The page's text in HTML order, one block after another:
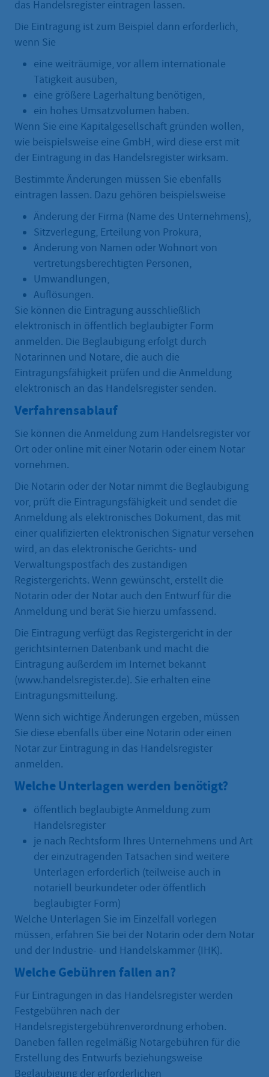
das Handelsregister eintragen lassen.
Die Eintragung ist zum Beispiel dann erforderlich,
wenn Sie
eine weiträumige, vor allem internationale
Tätigkeit ausüben,
eine größere Lagerhaltung benötigen,
ein hohes Umsatzvolumen haben.
Wenn Sie eine Kapitalgesellschaft gründen wollen,
wie beispielsweise eine GmbH, wird diese erst mit
der Eintragung in das Handelsregister wirksam.
Bestimmte Änderungen müssen Sie ebenfalls
eintragen lassen. Dazu gehören beispielsweise
Änderung der Firma (Name des Unternehmens),
Sitzverlegung, Erteilung von Prokura,
Änderung von Namen oder Wohnort von
vertretungsberechtigten Personen,
Umwandlungen,
Auflösungen.
Sie können die Eintragung ausschließlich
elektronisch in öffentlich beglaubigter Form
anmelden. Die Beglaubigung erfolgt durch
Notarinnen und Notare, die auch die
Eintragungsfähigkeit prüfen und die Anmeldung
elektronisch an das Handelsregister senden.
Verfahrensablauf
Sie können die Anmeldung zum Handelsregister vor
Ort oder online mit einer Notarin oder einem Notar
vornehmen.
Die Notarin oder der Notar nimmt die Beglaubigung
vor, prüft die Eintragungsfähigkeit und sendet die
Anmeldung als elektronisches Dokument, das mit
einer qualifizierten elektronischen Signatur versehen
wird, an das elektronische Gerichts- und
Verwaltungspostfach des zuständigen
Registergerichts. Wenn gewünscht, erstellt die
Notarin oder der Notar auch den Entwurf für die
Anmeldung und berät Sie hierzu umfassend.
Die Eintragung verfügt das Registergericht in der
gerichtsinternen Datenbank und macht die
Eintragung außerdem im Internet bekannt
(www.handelsregister.de). Sie erhalten eine
Eintragungsmitteilung.
Wenn sich wichtige Änderungen ergeben, müssen
Sie diese ebenfalls über eine Notarin oder einen
Notar zur Eintragung in das Handelsregister
anmelden.
Welche Unterlagen werden benötigt?
öffentlich beglaubigte Anmeldung zum
Handelsregister
je nach Rechtsform Ihres Unternehmens und Art
der einzutragenden Tatsachen sind weitere
Unterlagen erforderlich (teilweise auch in
notariell beurkundeter oder öffentlich
beglaubigter Form)
Welche Unterlagen Sie im Einzelfall vorlegen
müssen, erfahren Sie bei der Notarin oder dem Notar
und der Industrie- und Handelskammer (IHK).
Welche Gebühren fallen an?
Für Eintragungen in das Handelsregister werden
Festgebühren nach der
Handelsregistergebührenverordnung erhoben.
Daneben fallen regelmäßig Notargebühren für die
Erstellung des Entwurfs beziehungsweise
Beglaubigung der erforderlichen